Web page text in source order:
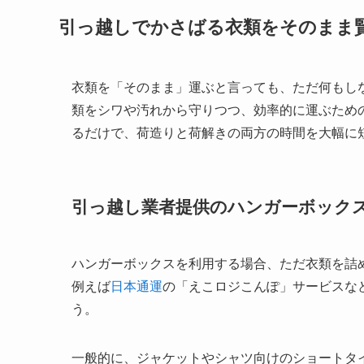
引っ越しでかさばる衣類をそのま
衣類を「そのまま」運ぶと言っても、ただ何も
類をシワや汚れから守りつつ、効率的に運ぶた
るだけで、荷造りと荷解きの両方の時間を大幅に
引っ越し業者提供のハンガーボック
ハンガーボックスを利用する場合、ただ衣類を
例えば日本通運の「えこロジこんぽ」サービスな
う。
一般的に、ジャケットやシャツ向けのショート